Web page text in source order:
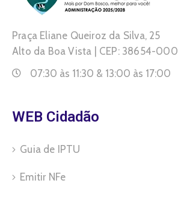
Praça Eliane Queiroz da Silva, 25
Alto da Boa Vista | CEP: 38654-000
07:30 às 11:30 & 13:00 às 17:00
WEB Cidadão
Guia de IPTU
Emitir NFe